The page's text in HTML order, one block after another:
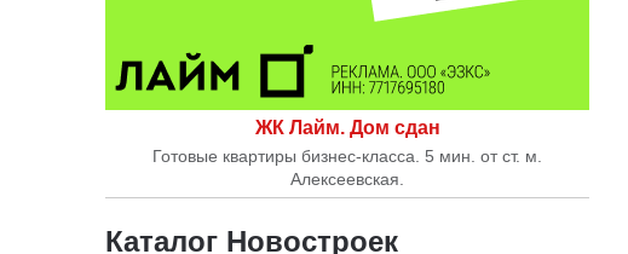
ЖК Лайм. Дом сдан
Готовые квартиры бизнес-класса. 5 мин. от ст. м.
Алексеевская.
Каталог Новостроек